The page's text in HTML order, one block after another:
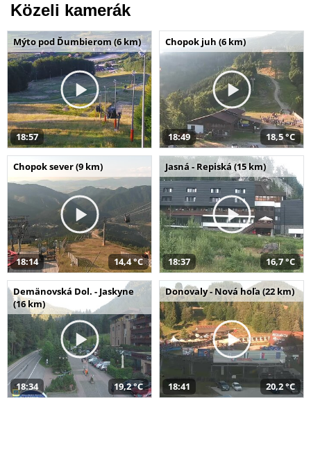
Közeli kamerák
Mýto pod Ďumbierom (6 km)
18:57
Chopok juh (6 km)
18:49 18,5 °C
Chopok sever (9 km)
18:14 14,4 °C
Jasná - Repiská (15 km)
18:37 16,7 °C
Demänovská Dol. - Jaskyne
(16 km)
18:34 19,2 °C
Donovaly - Nová hoľa (22 km)
18:41 20,2 °C